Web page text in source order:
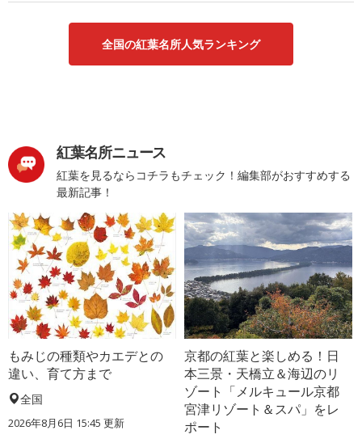
全国の紅葉名所人気ランキング
紅葉名所ニュース
紅葉を見るならコチラもチェック！編集部がおすすめする
最新記事！
もみじの種類やカエデとの
違い、育て方まで
全国
2026年8月6日 15:45 更新
京都の紅葉と楽しめる！日
本三景・天橋立＆海辺のリ
ゾート「メルキュール京都
宮津リゾート＆スパ」をレ
ポート